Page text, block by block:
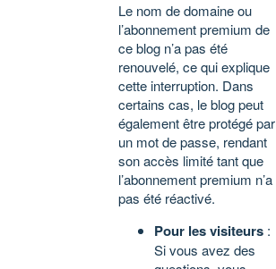
Le nom de domaine ou
l’abonnement premium de
ce blog n’a pas été
renouvelé, ce qui explique
cette interruption. Dans
certains cas, le blog peut
également être protégé par
un mot de passe, rendant
son accès limité tant que
l’abonnement premium n’a
pas été réactivé.
Pour les visiteurs :
Si vous avez des